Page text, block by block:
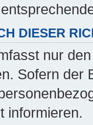
DIESER
nur
Sofern der
informieren.